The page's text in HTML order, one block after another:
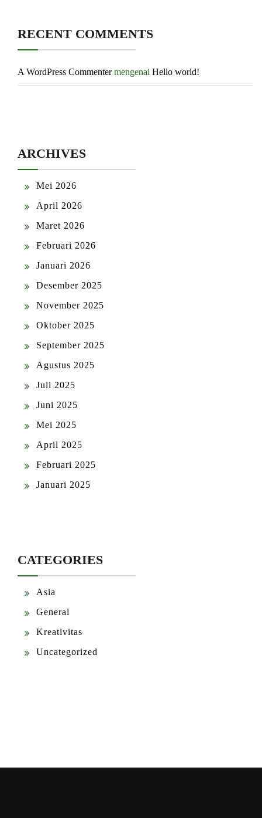
RECENT COMMENTS
A WordPress Commentermengenai Hello world!
ARCHIVES
Mei 2026
April 2026
Maret 2026
Februari 2026
Januari 2026
Desember 2025
November 2025
Oktober 2025
September 2025
Agustus 2025
Juli 2025
Juni 2025
Mei 2025
April 2025
Februari 2025
Januari 2025
CATEGORIES
Asia
General
Kreativitas
Uncategorized